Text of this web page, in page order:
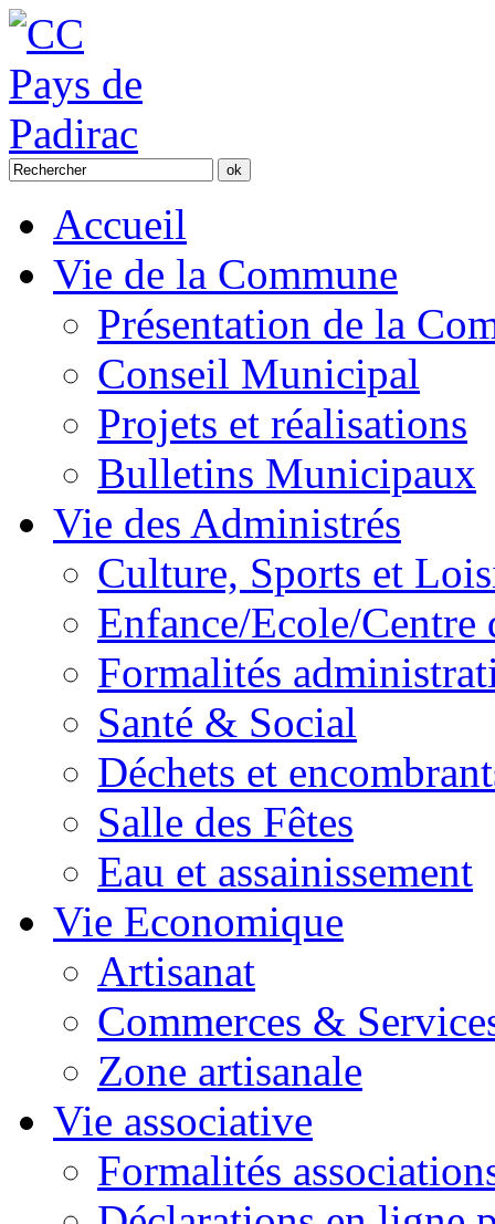
Accueil
Vie de la Commune
Présentation de la
Conseil Municipal
Projets et réalisations
Bulletins Municipaux
Vie des Administrés
Culture, Sports et
Enfance/Ecole/Centre
Formalités
Santé & Social
Déchets et
Salle des Fêtes
Eau et assainissement
Vie Economique
Artisanat
Commerces &
Zone artisanale
Vie associative
Formalités